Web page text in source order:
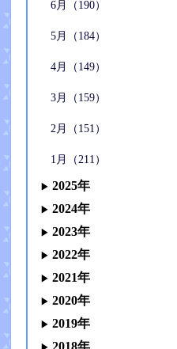
6月（190）
5月（184）
4月（149）
3月（159）
2月（151）
1月（211）
2025年
2024年
2023年
2022年
2021年
2020年
2019年